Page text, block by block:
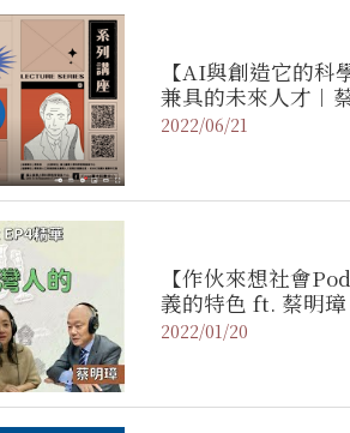
【AI與創造它的
兼具的未來人才︱
2022/06/21
【作伙來想社會
義的特色 ft. 蔡明
2022/01/20